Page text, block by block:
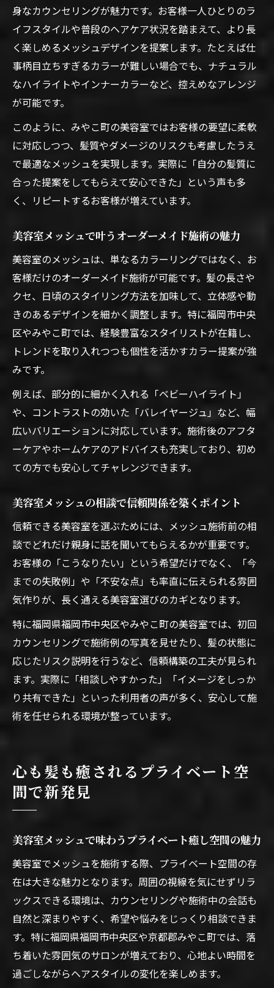
身なカウンセリングが魅力です。お客様一人ひとりのラ
イフスタイルや普段のヘアケア状況を踏まえて、より長
く楽しめるメッシュデザインを提案します。たとえば仕
事柄目立ちすぎるカラーが難しい場合でも、ナチュラル
なハイライトやインナーカラーなど、控えめなアレンジ
が可能です。
このように、みやこ町の美容室ではお客様の要望に柔軟
に対応しつつ、髪質やダメージのリスクも考慮したうえ
で最適なメッシュを実現します。実際に「自分の髪質に
合った提案をしてもらえて安心できた」という声も多
く、リピートするお客様が増えています。
美容室メッシュで叶うオーダーメイド施術の魅力
美容室のメッシュは、単なるカラーリングではなく、お
客様だけのオーダーメイド施術が可能です。髪の長さや
クセ、日頃のスタイリング方法を加味して、立体感や動
きのあるデザインを細かく調整します。特に福岡市中央
区やみやこ町では、経験豊富なスタイリストが在籍し、
トレンドを取り入れつつも個性を活かすカラー提案が強
みです。
例えば、部分的に細かく入れる「ベビーハイライト」
や、コントラストの効いた「バレイヤージュ」など、幅
広いバリエーションに対応しています。施術後のアフタ
ーケアやホームケアのアドバイスも充実しており、初め
ての方でも安心してチャレンジできます。
美容室メッシュの相談で信頼関係を築くポイント
信頼できる美容室を選ぶためには、メッシュ施術前の相
談でどれだけ親身に話を聞いてもらえるかが重要です。
お客様の「こうなりたい」という希望だけでなく、「今
までの失敗例」や「不安な点」も率直に伝えられる雰囲
気作りが、長く通える美容室選びのカギとなります。
特に福岡県福岡市中央区やみやこ町の美容室では、初回
カウンセリングで施術例の写真を見せたり、髪の状態に
応じたリスク説明を行うなど、信頼構築の工夫が見られ
ます。実際に「相談しやすかった」「イメージをしっか
り共有できた」といった利用者の声が多く、安心して施
術を任せられる環境が整っています。
心も髪も癒されるプライベート空
間で新発見
美容室メッシュで味わうプライベート癒し空間の魅力
美容室でメッシュを施術する際、プライベート空間の存
在は大きな魅力となります。周囲の視線を気にせずリラ
ックスできる環境は、カウンセリングや施術中の会話も
自然と深まりやすく、希望や悩みをじっくり相談できま
す。特に福岡県福岡市中央区や京都郡みやこ町では、落
ち着いた雰囲気のサロンが増えており、心地よい時間を
過ごしながらヘアスタイルの変化を楽しめます。